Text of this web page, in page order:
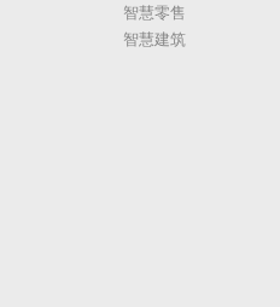
智慧零售
智慧建筑